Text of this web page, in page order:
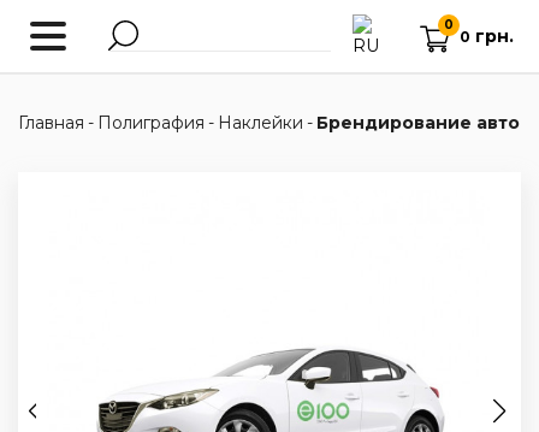
0
0 грн.
Главная - Полиграфия - Наклейки - Брендирование авто.